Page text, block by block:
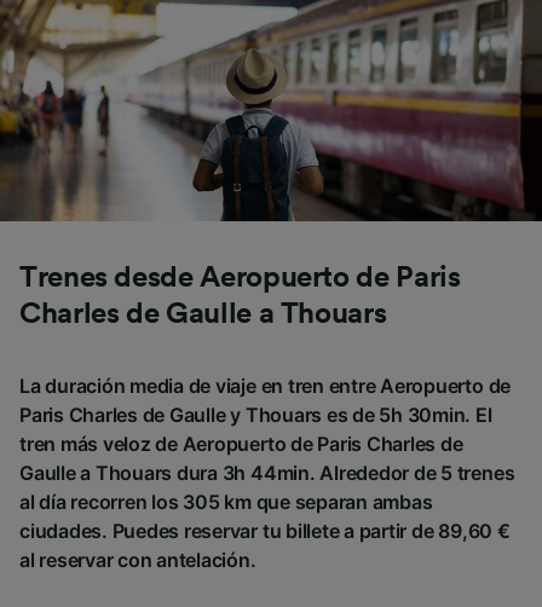
Trenes desde Aeropuerto de Paris
Charles de Gaulle a Thouars
La duración media de viaje en tren entre Aeropuerto de
Paris Charles de Gaulle y Thouars es de 5h 30min. El
tren más veloz de Aeropuerto de Paris Charles de
Gaulle a Thouars dura 3h 44min. Alrededor de 5 trenes
al día recorren los 305 km que separan ambas
ciudades. Puedes reservar tu billete a partir de 89,60 €
al reservar con antelación.